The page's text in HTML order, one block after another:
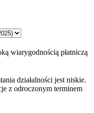
wiarygodnością płatniczą
działalności jest niskie.
z odroczonym terminem